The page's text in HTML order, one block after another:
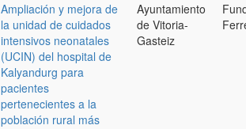
Ampliación y mejora de
la unidad de cuidados
intensivos neonatales
(UCIN) del hospital de
Kalyandurg para
pacientes
pertenecientes a la
población rural más
Ayuntamiento
de Vitoria-
Gasteiz